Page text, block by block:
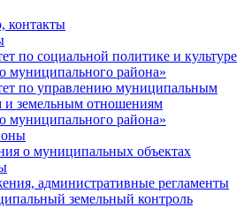
контакты
по социальной политике и культуре
муниципального района»
по управлению муниципальным
и земельным отношениям
муниципального района»
о муниципальных объектах
административные регламенты
земельный контроль